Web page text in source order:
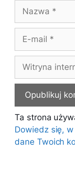
Nazwa
Witryna
internetowa
Ta strona
Dowiedz się,
dane Twoich